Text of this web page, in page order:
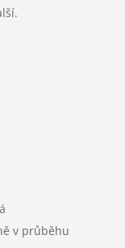
v průběhu